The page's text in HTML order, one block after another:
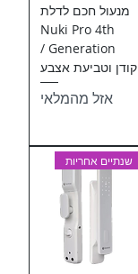
מנעול חכם לדלת
Nuki Pro 4th
Generation /
קודן וטביעת אצבע
אזל מהמלאי
שנתיים אחריות